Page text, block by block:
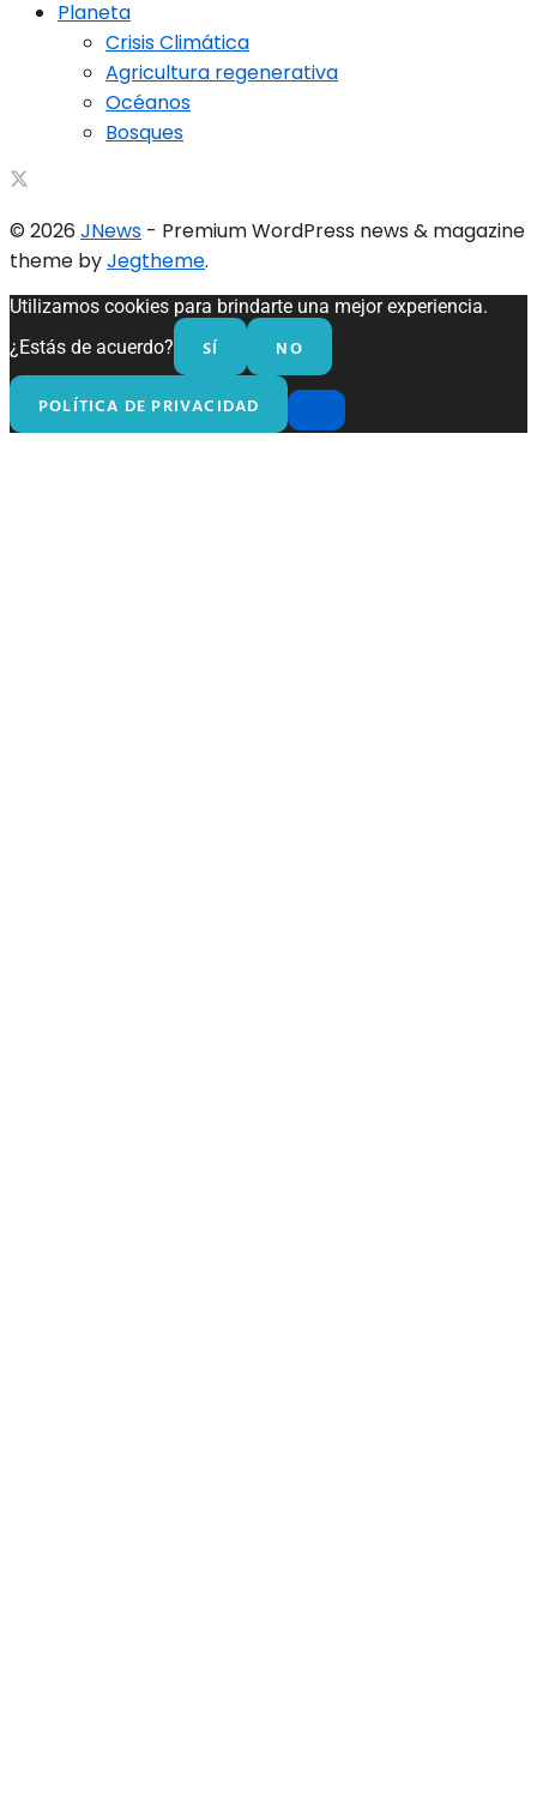
Planeta
Crisis Climática
Agricultura regenerativa
Océanos
Bosques
© 2026 JNews - Premium WordPress news & magazine
theme byJegtheme.
Utilizamos cookies para brindarte una mejor experiencia.
¿Estás de acuerdo?
SÍ NO
POLÍTICA DE PRIVACIDAD